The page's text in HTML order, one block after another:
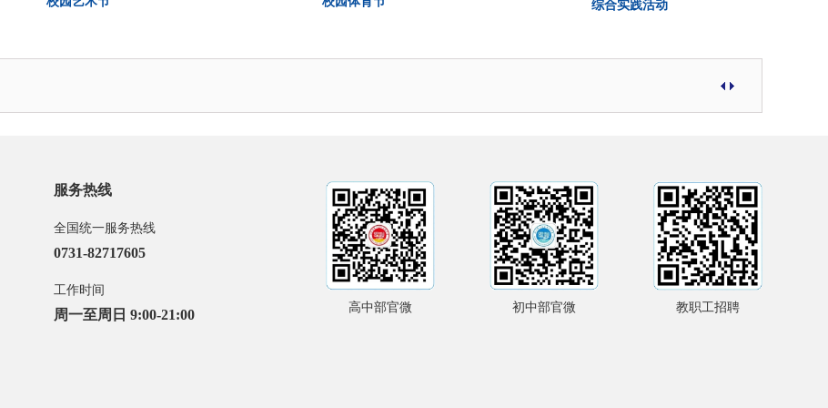
综合实践活动
服务热线
全国统一服务热线
0731-82717605
工作时间
周一至周日 9:00-21:00 高中部官微 初中部官微 教职工招聘